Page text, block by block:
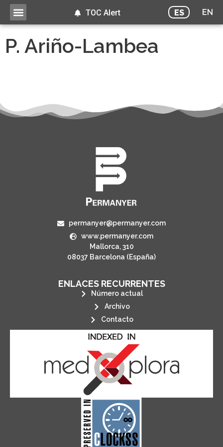
ES EN
TOC Alert
P. Ariño-Lambea
permanyer@permanyer.com
www.permanyer.com
Mallorca, 310
08037 Barcelona (España)
ENLACES RECURRENTES
Número actual
Archivo
Contacto
CLOCKSS is a dak archive that
ensures the long-term survival
of web-based scholary
publications, governed by and for
its stakeholders.